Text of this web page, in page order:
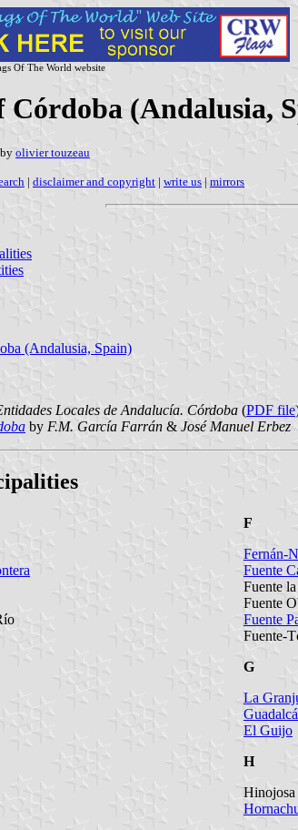
Of The World website
Córdoba (Andalusia,
by olivier touzeau
| disclaimer and copyright | write us | mirrors
(Andalusia, Spain)
Locales de Andalucía. Córdoba (PDF file
by F.M. García Farrán & José Manuel Erbez
F
Fernán-
Fuente
Fuente
Fuente
Fuente
Fuente-
G
La
El Guijo
H